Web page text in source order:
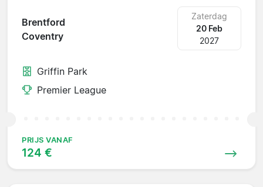
Brentford
Coventry
Zaterdag
20 Feb
2027
Griffin Park
Premier League
PRIJS VANAF
124 €